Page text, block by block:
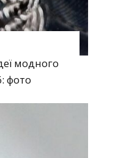
модного
фото